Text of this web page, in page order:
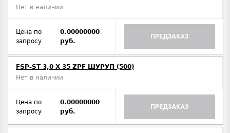
Нет в наличии
Цена по
запросу
0.00000000
руб.
ПРЕДЗАКАЗ
FSP-ST 3,0 X 35 ZPF ШУРУП (500)
Нет в наличии
Цена по
запросу
0.00000000
руб.
ПРЕДЗАКАЗ